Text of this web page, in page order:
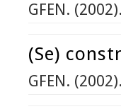
GFEN.
(Se)
GFEN.